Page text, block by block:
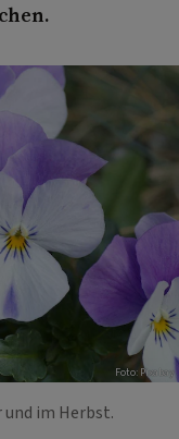
Foto: Pixabay
im Herbst.